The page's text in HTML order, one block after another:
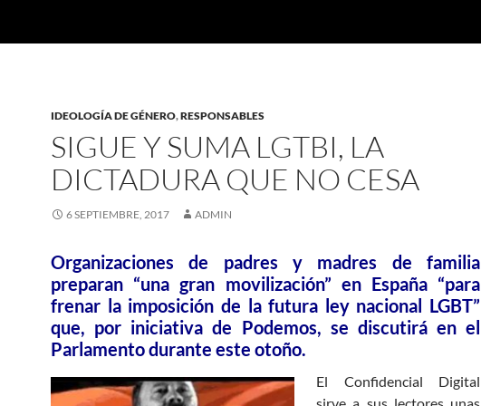
IDEOLOGÍA DE GÉNERO,RESPONSABLES
SIGUE Y SUMA LGTBI, LA
DICTADURA QUE NO CESA
6 SEPTIEMBRE, 2017 ADMIN
Organizaciones de padres y madres de familia
preparan “una gran movilización” en España “para
frenar la imposición de la futura ley nacional LGBT”
que, por iniciativa de Podemos, se discutirá en el
Parlamento durante este otoño.
El Confidencial Digital